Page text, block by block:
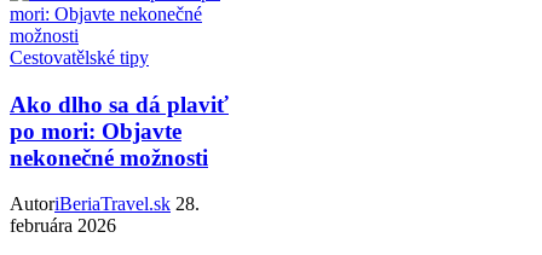
Cestovatělské tipy
Ako dlho sa dá plaviť
po mori: Objavte
nekonečné možnosti
AutoriBeriaTravel.sk 28.
februára 2026